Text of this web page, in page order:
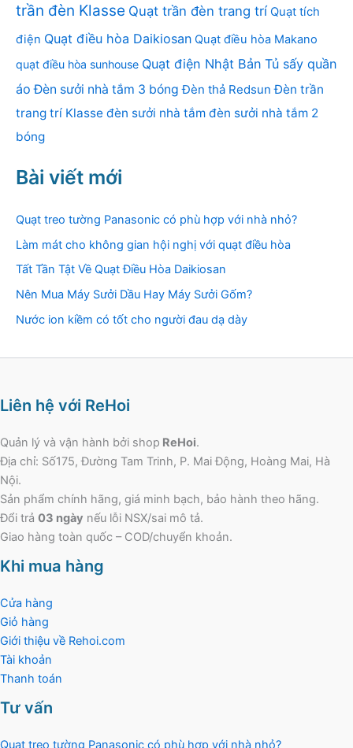
trần đèn Klasse Quạt trần đèn trang trí Quạt tích
điện Quạt điều hòa Daikiosan Quạt điều hòa Makano
quạt điều hòa sunhouse Quạt điện Nhật Bản Tủ sấy quần
áo Đèn sưởi nhà tắm 3 bóng Đèn thả Redsun Đèn trần
trang trí Klasse đèn sưởi nhà tắm đèn sưởi nhà tắm 2
bóng
Bài viết mới
Quạt treo tường Panasonic có phù hợp với nhà nhỏ?
Làm mát cho không gian hội nghị với quạt điều hòa
Tất Tần Tật Về Quạt Điều Hòa Daikiosan
Nên Mua Máy Sưởi Dầu Hay Máy Sưởi Gốm?
Nước ion kiềm có tốt cho người đau dạ dày
Liên hệ với ReHoi
Quản lý và vận hành bởi shop ReHoi.
Địa chỉ: Số175, Đường Tam Trinh, P. Mai Động, Hoàng Mai, Hà
Nội.
Sản phẩm chính hãng, giá minh bạch, bảo hành theo hãng.
Đổi trả 03 ngày nếu lỗi NSX/sai mô tả.
Giao hàng toàn quốc – COD/chuyển khoản.
Khi mua hàng
Cửa hàng
Giỏ hàng
Giới thiệu về Rehoi.com
Tài khoản
Thanh toán
Tư vấn
Quạt treo tường Panasonic có phù hợp với nhà nhỏ?